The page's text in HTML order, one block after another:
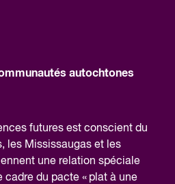
autochtones
futures est conscient du
les Mississaugas et les
une relation spéciale
cadre du pacte « plat à une